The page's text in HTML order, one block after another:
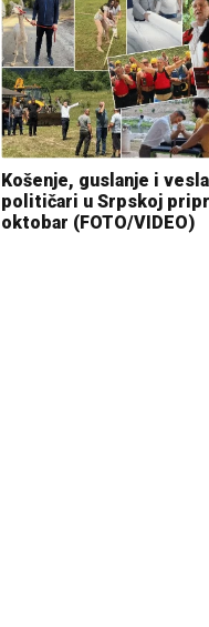
Košenje, guslanje i
političari u Srpskoj
oktobar (FOTO/VIDEO)